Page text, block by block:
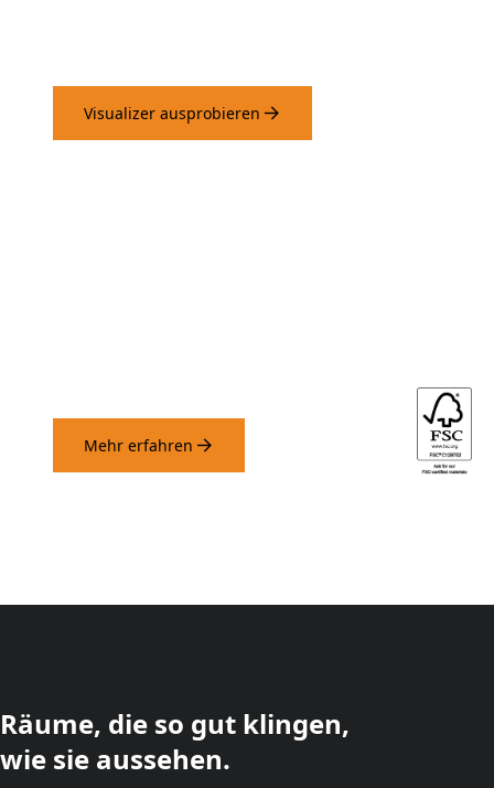
Visualizer ausprobieren
Mehr erfahren
Räume, die so gut klingen,
wie sie aussehen.